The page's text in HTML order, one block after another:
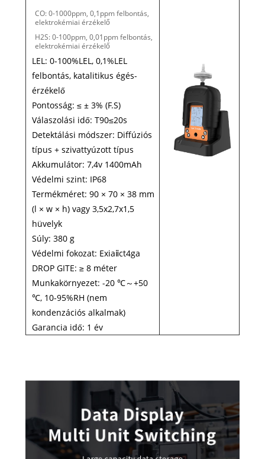
CO: 0-1000ppm, 0,1ppm felbontás,
elektrokémiai érzékelő
H2S: 0-100ppm, 0,01ppm felbontás,
elektrokémiai érzékelő
LEL: 0-100%LEL, 0,1%LEL
felbontás, katalitikus égés-
érzékelő
Pontosság: ≤ ± 3% (F.S)
Válaszolási idő: T90≤20s
Detektálási módszer: Diffúziós
típus + szivattyúzott típus
Akkumulátor: 7,4v 1400mAh
Védelmi szint: IP68
Termékméret: 90 × 70 × 38 mm
(l × w × h) vagy 3,5x2,7x1,5
hüvelyk
Súly: 380 g
Védelmi fokozat: Exiaⅱct4ga
DROP GITE: ≥ 8 méter
Munkakörnyezet: -20 ℃～+50
℃, 10-95%RH (nem
kondenzációs alkalmak)
Garancia idő: 1 év